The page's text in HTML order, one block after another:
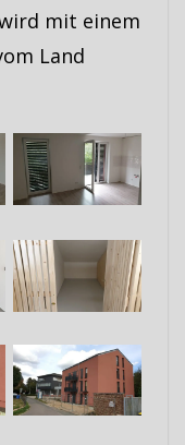
mit einem
Land